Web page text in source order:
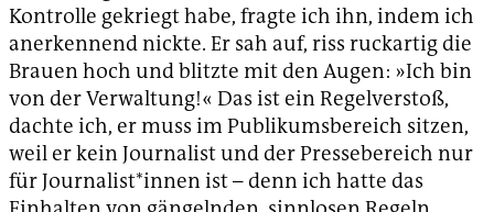
Kontrolle gekriegt habe, fragte ich ihn, indem ich
anerkennend nickte. Er sah auf, riss ruckartig die
Brauen hoch und blitzte mit den Augen: »Ich bin
von der Verwaltung!« Das ist ein Regelverstoß,
dachte ich, er muss im Publikumsbereich sitzen,
weil er kein Journalist und der Pressebereich nur
für Journalist*innen ist – denn ich hatte das